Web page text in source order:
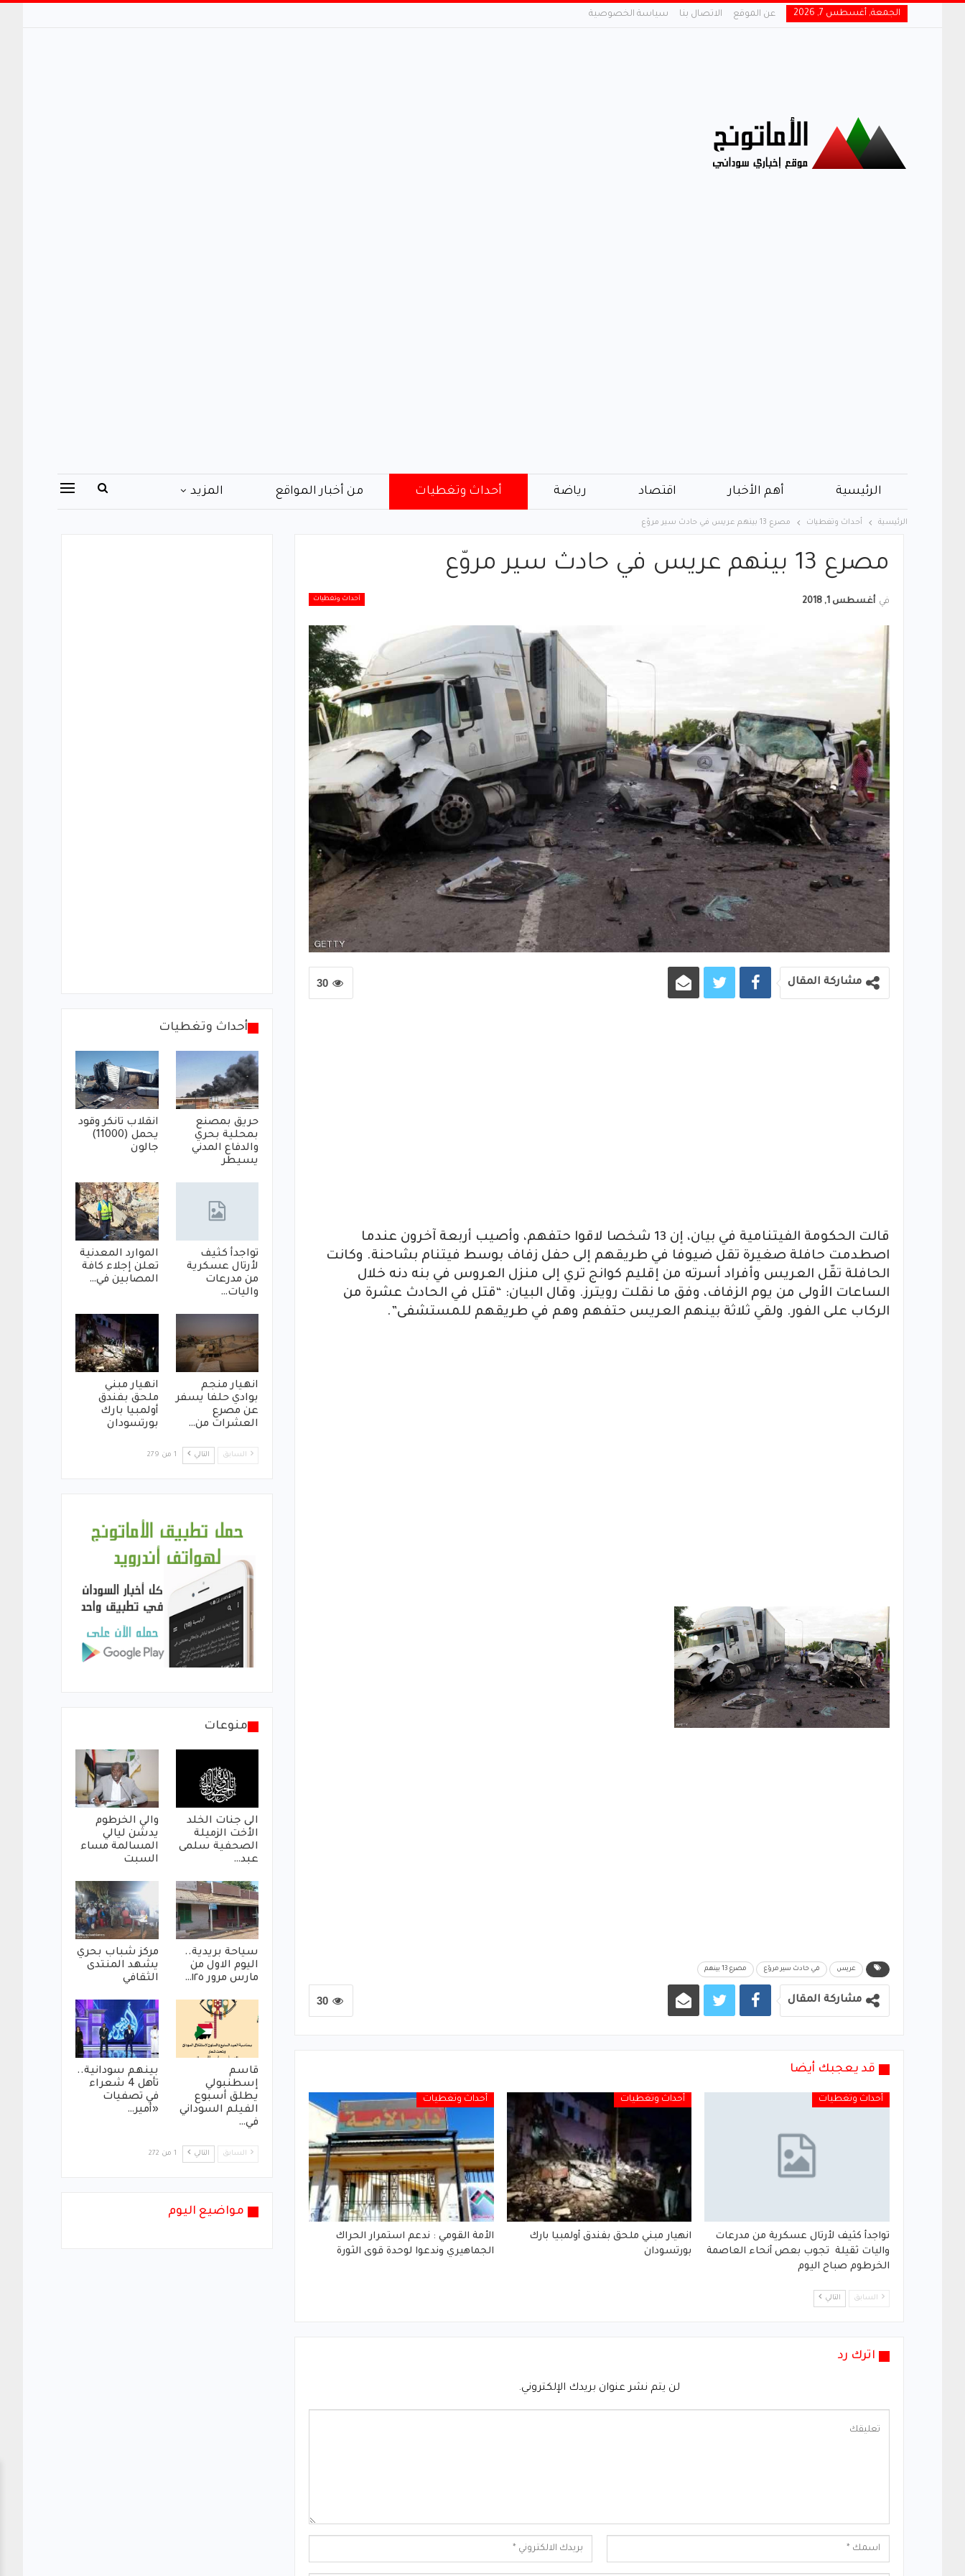
الجمعة, أغسطس 7, 2026 عن الموقع الاتصال بنا سياسة الخصوصية
الرئيسية أهم الأخبار اقتصاد رياضة أحداث وتغطيات من أخبار المواقع المزيد
الرئيسية أحداث وتغطيات مصرع 13 بينهم عريس في حادث سير مروّع
مصرع 13 بينهم عريس في حادث سير مروّع
أحداث وتغطيات في أغسطس 1, 2018
30 مشاركة المقال
قالت الحكومة الفيتنامية في بيان، إن 13 شخصا لاقوا حتفهم، وأصيب أربعة آخرون عندما
اصطدمت حافلة صغيرة تقل ضيوفا في طريقهم إلى حفل زفاف بوسط فيتنام بشاحنة. وكانت
الحافلة تقّل العريس وأفراد أسرته من إقليم كوانج تري إلى منزل العروس في بنه دنه خلال
الساعات الأولى من يوم الزفاف، وفق ما نقلت رويترز. وقال البيان: “قتل في الحادث عشرة من
الركاب على الفور. ولقي ثلاثة بينهم العريس حتفهم وهم في طريقهم للمستشفى”.
عريس في حادث سير مروّع مصرع 13 بينهم
30 مشاركة المقال
قد يعجبك أيضا
أحداث وتغطيات
تواجدأ كثيف لأرتال عسكرية من مدرعات
واليات ثقيلة تجوب بعص أنحاء العاصمة
الخرطوم صباح اليوم
أحداث وتغطيات
انهيار مبني ملحق بفندق أولمبيا بارك
بورتسودان
أحداث وتغطيات
الأمة القومي : ندعم استمرار الحراك
الجماهيري وندعوا لوحدة قوى الثورة
السابق التالي
اترك رد
لن يتم نشر عنوان بريدك الإلكتروني.
أحداث وتغطيات
حريق بمصنع
بمحلية بحري
والدفاع المدني
يسيطر
انقلاب تانكر وقود
يحمل (11000)
جالون
تواجدأ كثيف
لأرتال عسكرية
من مدرعات
واليات…
الموارد المعدنية
تعلن إجلاء كافة
المصابين في…
انهيار منجم
بوادي حلفا يسفر
عن مصرع
العشرات من…
انهيار مبني
ملحق بفندق
أولمبيا بارك
بورتسودان
السابق التالي 1 من 279
منوعات
الى جنات الخلد
الأخت الزميلة
الصحفية سلمى
عبد…
والي الخرطوم
يدشن ليالي
المسالمة مساء
السبت
سياحة بريدية..
اليوم الاول من
مارس مرور ١٢٥…
مركز شباب بحري
يشهد المنتدى
الثقافي
قاسم
إسطنبولي
يطلق أسبوع
الفيلم السوداني
في…
بينهم سودانية..
تأهل 4 شعراء
في تصفيات
«أمير…
السابق التالي 1 من 272
مواضيع اليوم